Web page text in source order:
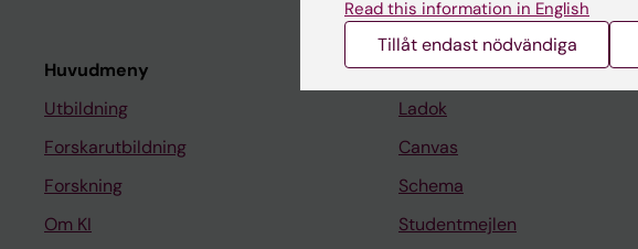
Huvudmeny
Utbildning
Forskarutbildning
Forskning
Om KI
Student
Ladok
Canvas
Schema
Studentmejlen
Read this information in English
Tillåt endast nödvändiga